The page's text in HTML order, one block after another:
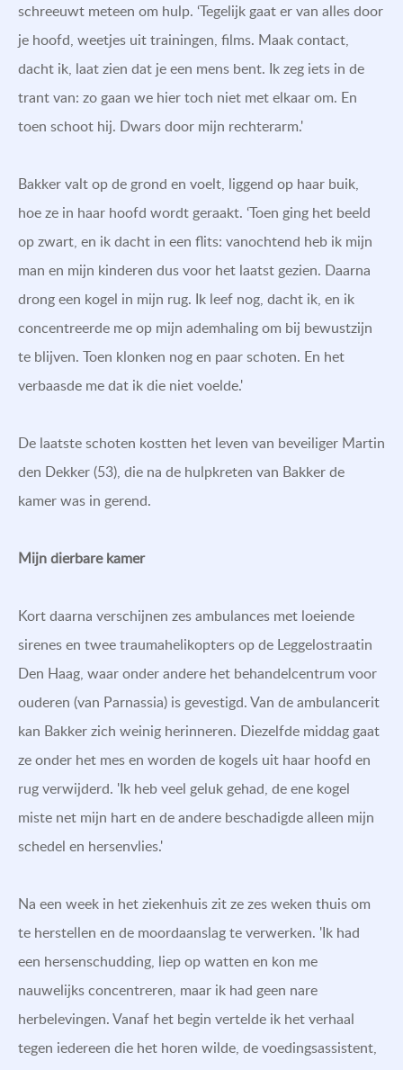
schreeuwt meteen om hulp. ‘Tegelijk gaat er van alles door
je hoofd, weetjes uit trainingen, films. Maak contact,
dacht ik, laat zien dat je een mens bent. Ik zeg iets in de
trant van: zo gaan we hier toch niet met elkaar om. En
toen schoot hij. Dwars door mijn rechterarm.'
Bakker valt op de grond en voelt, liggend op haar buik,
hoe ze in haar hoofd wordt geraakt. ‘Toen ging het beeld
op zwart, en ik dacht in een flits: vanochtend heb ik mijn
man en mijn kinderen dus voor het laatst gezien. Daarna
drong een kogel in mijn rug. Ik leef nog, dacht ik, en ik
concentreerde me op mijn ademhaling om bij bewustzijn
te blijven. Toen klonken nog en paar schoten. En het
verbaasde me dat ik die niet voelde.'
De laatste schoten kostten het leven van beveiliger Martin
den Dekker (53), die na de hulpkreten van Bakker de
kamer was in gerend.
Mijn dierbare kamer
Kort daarna verschijnen zes ambulances met loeiende
sirenes en twee traumahelikopters op de Leggelostraatin
Den Haag, waar onder andere het behandelcentrum voor
ouderen (van Parnassia) is gevestigd. Van de ambulancerit
kan Bakker zich weinig herinneren. Diezelfde middag gaat
ze onder het mes en worden de kogels uit haar hoofd en
rug verwijderd. 'Ik heb veel geluk gehad, de ene kogel
miste net mijn hart en de andere beschadigde alleen mijn
schedel en hersenvlies.'
Na een week in het ziekenhuis zit ze zes weken thuis om
te herstellen en de moordaanslag te verwerken. 'Ik had
een hersenschudding, liep op watten en kon me
nauwelijks concentreren, maar ik had geen nare
herbelevingen. Vanaf het begin vertelde ik het verhaal
tegen iedereen die het horen wilde, de voedingsassistent,